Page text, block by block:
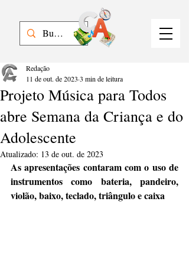
Projeto Música para Todos
abre Semana da Criança e do
Adolescente
Redação
11 de out. de 2023 3 min de leitura
Atualizado: 13 de out. de 2023
As apresentações contaram com o uso de
instrumentos como bateria, pandeiro,
violão, baixo, teclado, triângulo e caixa